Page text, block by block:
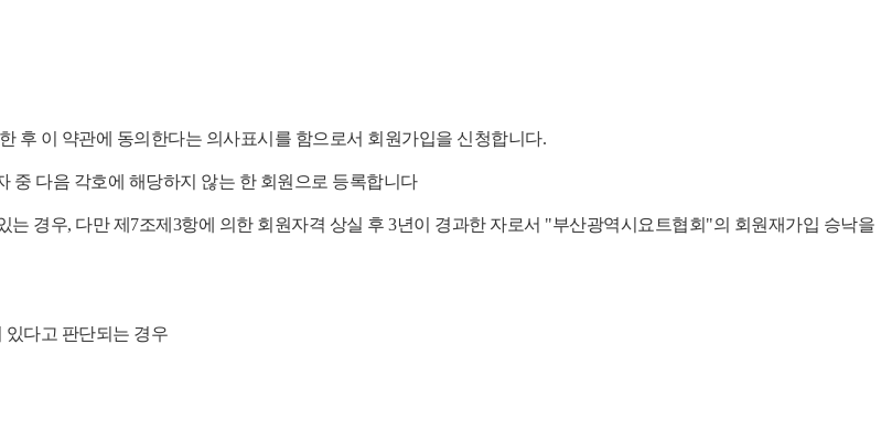
후 이 약관에 동의한다는 의사표시를 함으로서 회원가입을 신청합니다.
중 다음 각호에 해당하지 않는 한 회원으로 등록합니다
경우, 다만 제7조제3항에 의한 회원자격 상실 후 3년이 경과한 자로서 "부산광역시요트협회"의 회원재가입 승낙을
다고 판단되는 경우